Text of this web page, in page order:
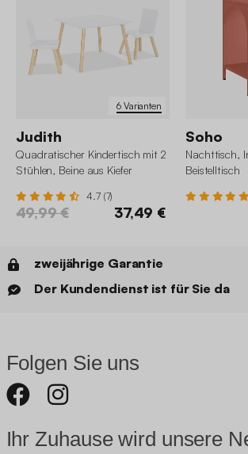
6 Varianten
Judith
Quadratischer Kindertisch mit 2
Stühlen, Beine aus Kiefer
4.7 (7)
49,99 € 37,49 €
Soho
Nachttisch,
Beistelltisch
zweijährige Garantie
Der Kundendienst ist für Sie da
Folgen Sie uns
Ihr Zuhause wird unsere